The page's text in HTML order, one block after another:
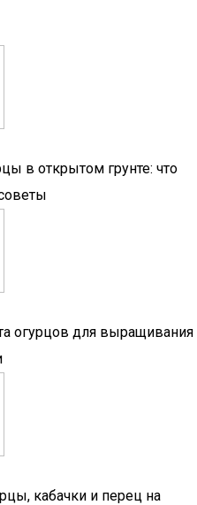
в открытом грунте: что
огурцов для выращивания
кабачки и перец на